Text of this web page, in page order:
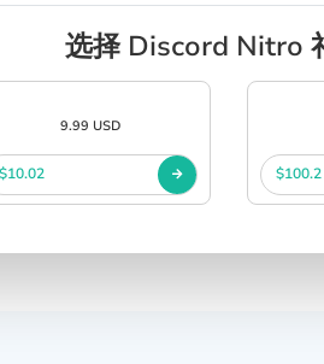
选择 Discord Nitro
9.99 USD
$10.02 $100.2